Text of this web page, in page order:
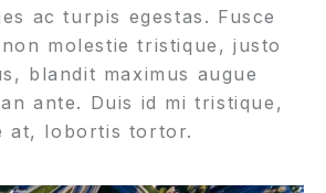
ac turpis egestas. Fusce
molestie tristique, justo
blandit maximus augue
ante. Duis id mi tristique,
at, lobortis tortor.